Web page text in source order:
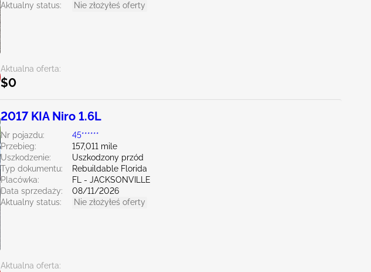
Aktualny status:
Nie złożyłeś oferty
Aktualna oferta:
$0
2017 KIA Niro 1.6L
Nr pojazdu:
45******
Przebieg:
157,011 mile
Uszkodzenie:
Uszkodzony przód
Typ dokumentu:
Rebuildable Florida
Placówka:
FL - JACKSONVILLE
Data sprzedaży:
08/11/2026
Aktualny status:
Nie złożyłeś oferty
Aktualna oferta: